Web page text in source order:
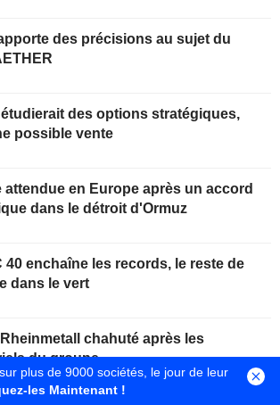
des précisions au sujet du
des options stratégiques,
possible vente
attendue en Europe après un accord
dans le détroit d'Ormuz
40 enchaîne les records, le reste de
dans le vert
chahuté après les
du groupe
plus de 9000 sociétés, le jour de leur
les Maintenant !